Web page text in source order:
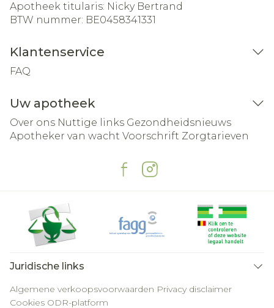
Apotheek titularis: Nicky Bertrand
BTW nummer: BE0458341331
Klantenservice
FAQ
Uw apotheek
Over ons Nuttige links Gezondheidsnieuws
Apotheker van wacht Voorschrift Zorgtarieven
Juridische links
Algemene verkoopsvoorwaarden Privacy disclaimer
Cookies ODR-platform